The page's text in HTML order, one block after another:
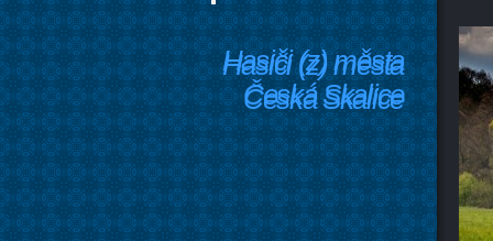
Hasiči (z) města
Česká Skalice
Hasiči (z) města
Česká Skalice